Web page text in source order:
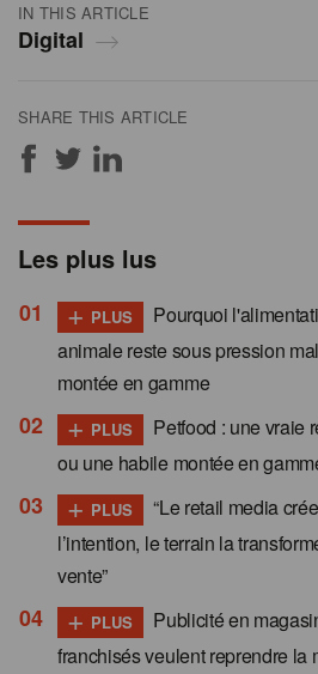
IN THIS ARTICLE
Digital
SHARE THIS ARTICLE
Les plus lus
+ PLUS
Pourquoi
animale reste sous pression
montée en gamme
+ PLUS
Petfood : une vraie
ou une habile montée en
+ PLUS
“Le retail media crée
l’intention, le terrain la
vente”
+ PLUS
Publicité en
franchisés veulent reprendre la